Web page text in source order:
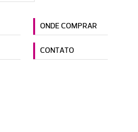
ONDE COMPRAR
CONTATO